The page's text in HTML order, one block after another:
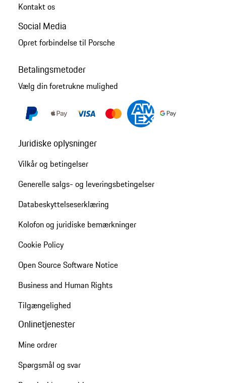
Kontakt os
Social Media
Opret forbindelse til Porsche
Betalingsmetoder
Vælg din foretrukne mulighed
Juridiske oplysninger
Vilkår og betingelser
Generelle salgs- og leveringsbetingelser
Databeskyttelseserklæring
Kolofon og juridiske bemærkninger
Cookie Policy
Open Source Software Notice
Business and Human Rights
Tilgængelighed
Onlinetjenester
Mine ordrer
Spørgsmål og svar